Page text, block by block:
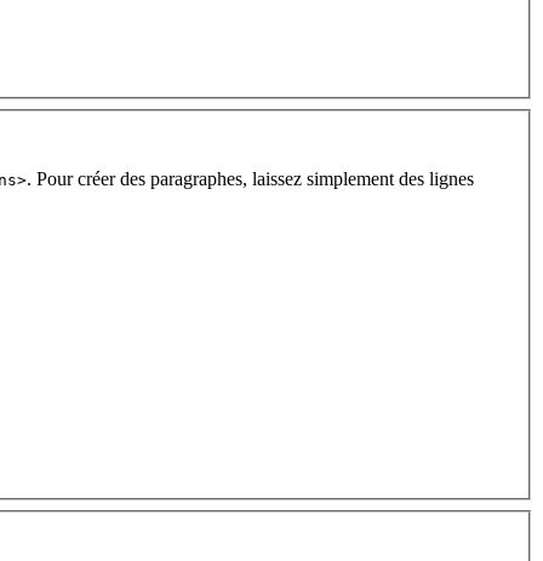
. Pour créer des paragraphes, laissez simplement des lignes